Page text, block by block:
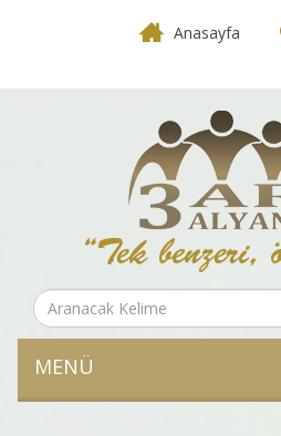
Anasayfa
MENÜ